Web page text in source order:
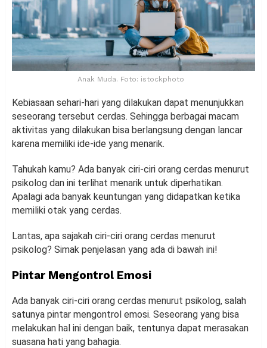
Anak Muda. Foto: istockphoto
Kebiasaan sehari-hari yang dilakukan dapat menunjukkan
seseorang tersebut cerdas. Sehingga berbagai macam
aktivitas yang dilakukan bisa berlangsung dengan lancar
karena memiliki ide-ide yang menarik.
Tahukah kamu? Ada banyak ciri-ciri orang cerdas menurut
psikolog dan ini terlihat menarik untuk diperhatikan.
Apalagi ada banyak keuntungan yang didapatkan ketika
memiliki otak yang cerdas.
Lantas, apa sajakah ciri-ciri orang cerdas menurut
psikolog? Simak penjelasan yang ada di bawah ini!
Pintar Mengontrol Emosi
Ada banyak ciri-ciri orang cerdas menurut psikolog, salah
satunya pintar mengontrol emosi. Seseorang yang bisa
melakukan hal ini dengan baik, tentunya dapat merasakan
suasana hati yang bahagia.